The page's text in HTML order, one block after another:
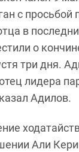
с
в
о
три дня.
лидера
Адилов.
Али